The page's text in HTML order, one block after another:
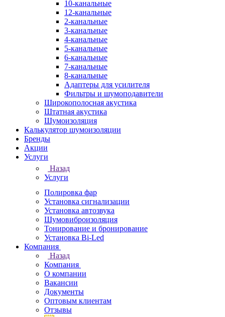
10-канальные
12-канальные
2-канальные
3-канальные
4-канальные
5-канальные
6-канальные
7-канальные
8-канальные
Адаптеры для усилителя
Фильтры и шумоподавители
Широкополосная акустика
Штатная акустика
Шумоизоляция
Калькулятор шумоизоляции
Бренды
Акции
Услуги
Назад
Услуги
Полировка фар
Установка сигнализации
Установка автозвука
Шумовиброизоляция
Тонирование и бронирование
Установка Bi-Led
Компания
Назад
Компания
О компании
Вакансии
Документы
Оптовым клиентам
Отзывы